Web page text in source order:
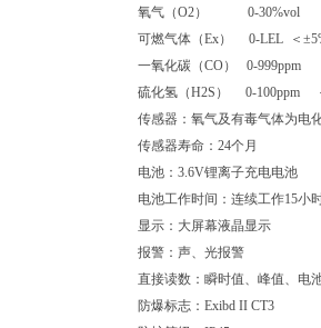
氧气（O2） 0-30%vol
可燃气体（Ex） 0-LEL ＜
一氧化碳（CO） 0-
硫化氢（H2S） 0-
传感器：氧气及有毒气体为电
传感器寿命：24个月
电池：3.6V锂离子充电电池
电池工作时间：连续工作15
显示：大屏幕液晶显示
报警：声、光报警
直接读数：瞬时值、峰值、电
防爆标志：Exibd II CT3